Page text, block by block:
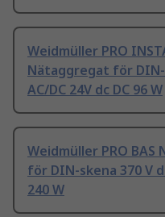
Weidmüller PRO
Nätaggregat för DIN-
AC/DC 24V dc DC 96 W
Weidmüller PRO
för DIN-skena 370 V
240 W